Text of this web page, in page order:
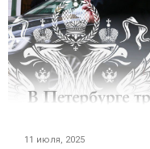
11 июля, 2025